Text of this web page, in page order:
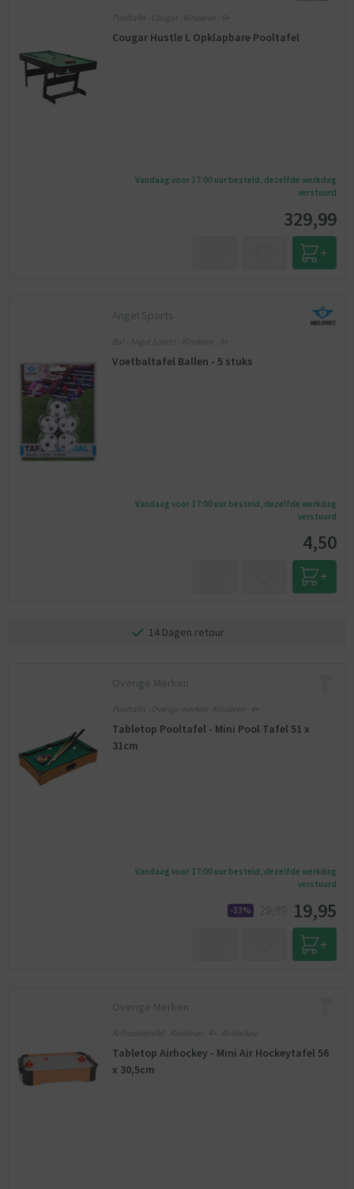
Pooltafel - Cougar - Kinderen - 5+
Cougar Hustle L Opklapbare Pooltafel
Vandaag voor 17:00 uur besteld, dezelfde werkdag
verstuurd
329,99
Angel Sports
Bal - Angel Sports - Kinderen - 5+
Voetbaltafel Ballen - 5 stuks
Vandaag voor 17:00 uur besteld, dezelfde werkdag
verstuurd
4,50
14 Dagen retour
Overige Merken
Pooltafel - Overige merken - Kinderen - 4+
Tabletop Pooltafel - Mini Pool Tafel 51 x
31cm
Vandaag voor 17:00 uur besteld, dezelfde werkdag
verstuurd
-33% 19,95
Overige Merken
Airhockeytafel - Kinderen - 4+ - Airhockey
Tabletop Airhockey - Mini Air Hockeytafel 56
x 30,5cm